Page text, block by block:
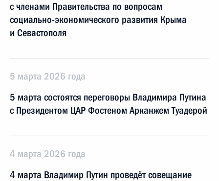
с членами Правительства по вопросам
социально-экономического развития Крыма
и Севастополя
5 марта 2026 года
5 марта состоятся переговоры Владимира Путина
с Президентом ЦАР Фостеном Арканжем Туадерой
4 марта 2026 года
4 марта Владимир Путин проведёт совещание